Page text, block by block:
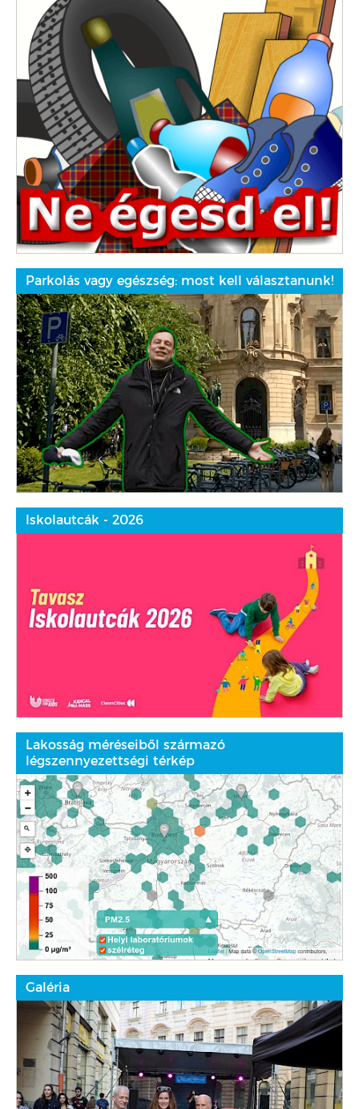
Parkolás vagy egészség: most kell választanunk!
Iskolautcák - 2026
Lakosság méréseiből származó
légszennyezettségi térkép
Galéria